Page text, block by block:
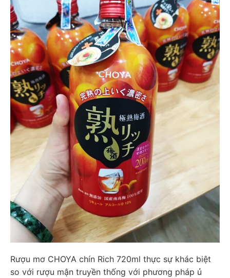
Rượu mơ CHOYA chín Rich 720ml thực sự khác biệt
so với rượu mận truyền thống với phương pháp ủ